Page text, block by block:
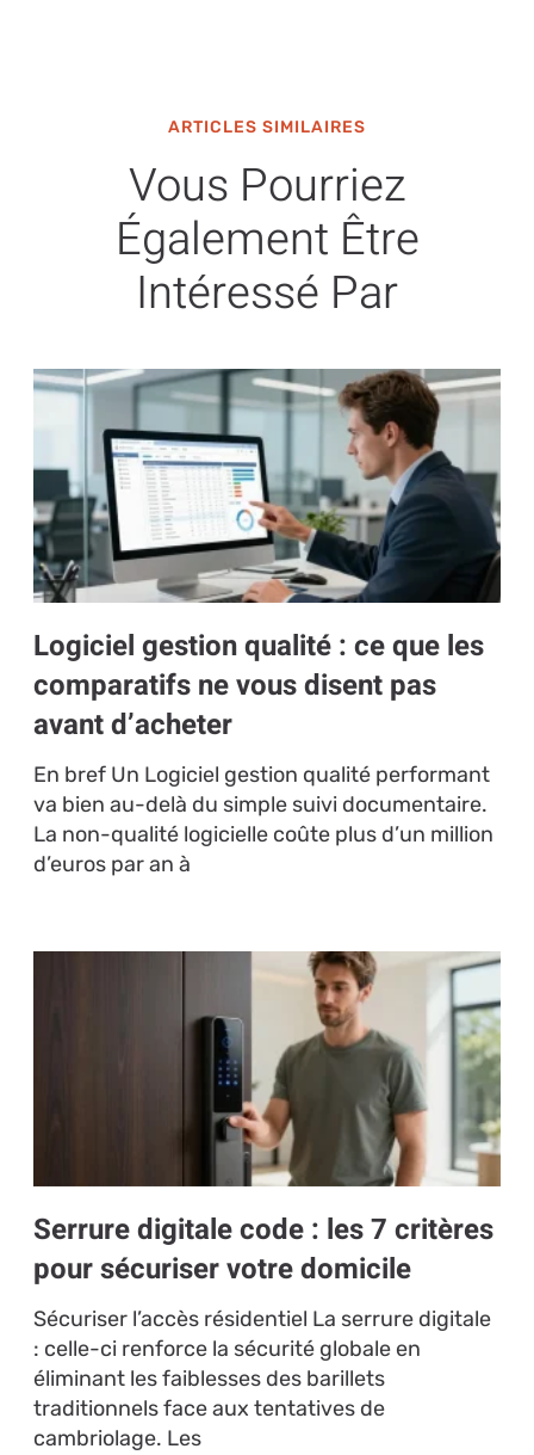
ARTICLES SIMILAIRES
Vous Pourriez
Également Être
Intéressé Par
Logiciel gestion qualité : ce que les
comparatifs ne vous disent pas
avant d’acheter
En bref Un Logiciel gestion qualité performant
va bien au-delà du simple suivi documentaire.
La non-qualité logicielle coûte plus d’un million
d’euros par an à
Serrure digitale code : les 7 critères
pour sécuriser votre domicile
Sécuriser l’accès résidentiel La serrure digitale
: celle-ci renforce la sécurité globale en
éliminant les faiblesses des barillets
traditionnels face aux tentatives de
cambriolage. Les